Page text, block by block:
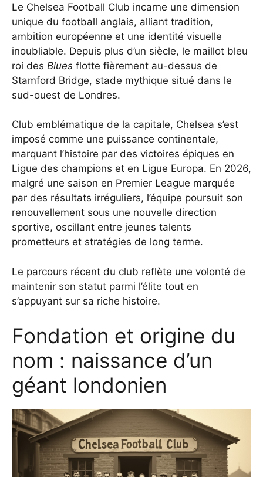
Le Chelsea Football Club incarne une dimension
unique du football anglais, alliant tradition,
ambition européenne et une identité visuelle
inoubliable. Depuis plus d’un siècle, le maillot bleu
roi des Blues flotte fièrement au-dessus de
Stamford Bridge, stade mythique situé dans le
sud-ouest de Londres.
Club emblématique de la capitale, Chelsea s’est
imposé comme une puissance continentale,
marquant l’histoire par des victoires épiques en
Ligue des champions et en Ligue Europa. En 2026,
malgré une saison en Premier League marquée
par des résultats irréguliers, l’équipe poursuit son
renouvellement sous une nouvelle direction
sportive, oscillant entre jeunes talents
prometteurs et stratégies de long terme.
Le parcours récent du club reflète une volonté de
maintenir son statut parmi l’élite tout en
s’appuyant sur sa riche histoire.
Fondation et origine du
nom : naissance d’un
géant londonien